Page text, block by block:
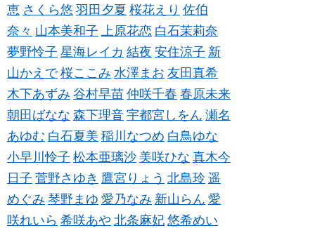
恵 さくら悠 羽田夕夏 桜花えり 佐伯
奈々 山本美和子 上原花恋 白石茉莉奈
夢野怜子 星海レイカ 結夜 安住涼子 新
山かえで 桜ここみ 水澤まお 友田真希
木下あずみ 谷村早苗 仲咲千春 春原未来
朝田ばなな 森下理音 宇都宮しをん 瀬名
あゆむ 白石夏美 稲川なつめ 白鳥ゆな
小早川怜子 松本亜璃沙 美咲ひな 真木今
日子 菅野さゆき 鷹宮りょう 北島玲 遥
めぐみ 琴野まゆ 愛乃なみ 新山らん 愛
咲れいら 希咲あや 北条麻妃 悠希めい